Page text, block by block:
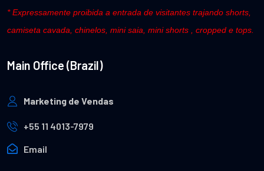
* Expressamente proibida a entrada de visitantes trajando shorts,
camiseta cavada, chinelos, mini saia, mini shorts , cropped e tops.
Main Office (Brazil)
Marketing de Vendas
+55 11 4013-7979
Email